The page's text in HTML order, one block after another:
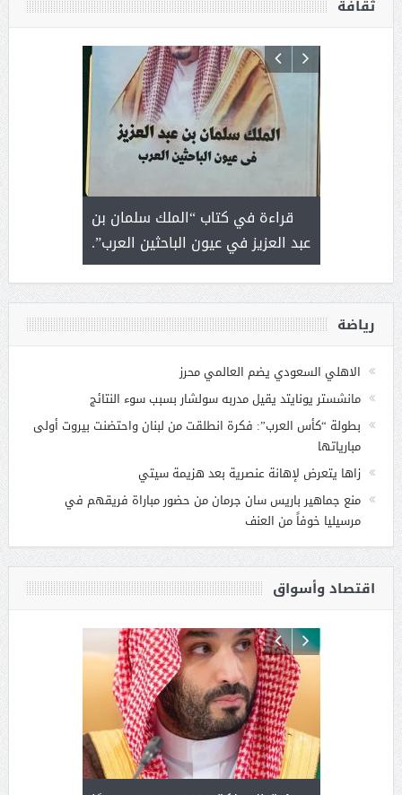
ثقافة
قراءة في كتاب “الملك سلمان بن
عبد العزيز في عيون الباحثين العرب”.
رياضة
الاهلي السعودي يضم العالمي محرز
مانشستر يونايتد يقيل مدربه سولشار بسبب سوء النتائج
بطولة “كأس العرب”: فكرة انطلقت من لبنان واحتضنت بيروت أولى
مبارياتها
زاها يتعرض لإهانة عنصرية بعد هزيمة سيتي
منع جماهير باريس سان جرمان من حضور مباراة فريقهم في
مرسيليا خوفاً من العنف
اقتصاد وأسواق